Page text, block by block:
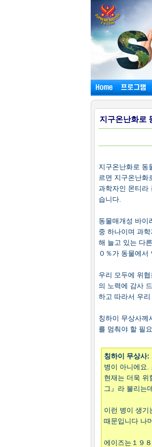
지구온난화로
지구온난화로 동
르면 지구온난화
과학자인 몬티라
습니다.
동물매개성 바이
중 하나이며 과
해 늘고 있는 다
０％가 동물에서
우리 모두에 위
의 노력에 감사
하고 따라서 우리
칭하이 무상사께
를 멈춰야 할 필
칭하이 무상사:
병이 아니에요.
현재는 더욱 위
그』라 불리는
이런 병이 생기
때문입니다 나
에이즈는１９